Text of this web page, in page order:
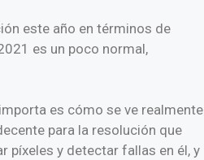
este año en términos de
es un poco normal,
es cómo se ve realmente
para la resolución que
píxeles y detectar fallas en él, y